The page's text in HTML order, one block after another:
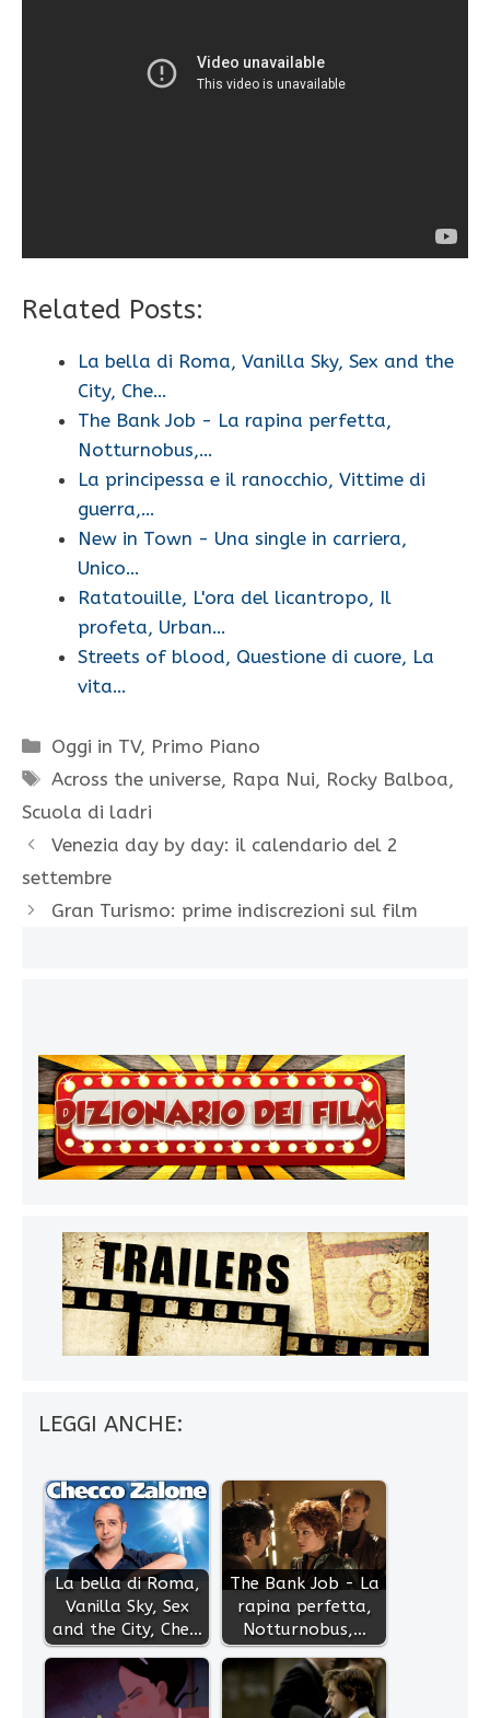
Related Posts:
La bella di Roma, Vanilla Sky, Sex and the
City, Che…
The Bank Job - La rapina perfetta,
Notturnobus,…
La principessa e il ranocchio, Vittime di
guerra,…
New in Town - Una single in carriera,
Unico…
Ratatouille, L'ora del licantropo, Il
profeta, Urban…
Streets of blood, Questione di cuore, La
vita…
Categorie
Oggi in TV, Primo Piano
Tag
Across the universe, Rapa Nui, Rocky Balboa,
Scuola di ladri
Venezia day by day: il calendario del 2
settembre
Gran Turismo: prime indiscrezioni sul film
LEGGI ANCHE:
La bella di Roma,
Vanilla Sky, Sex
and the City, Che…
The Bank Job - La
rapina perfetta,
Notturnobus,…